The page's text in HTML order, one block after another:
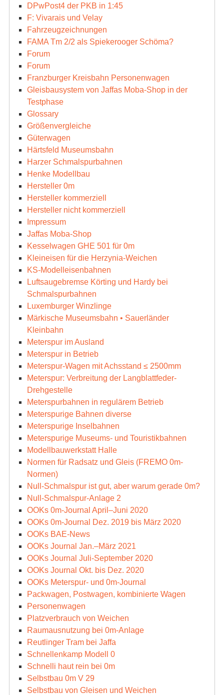
DPwPost4 der PKB in 1:45
F: Vivarais und Velay
Fahrzeugzeichnungen
FAMA Tm 2/2 als Spiekerooger Schöma?
Forum
Forum
Franzburger Kreisbahn Personenwagen
Gleisbausystem von Jaffas Moba-Shop in der
Testphase
Glossary
Größenvergleiche
Güterwagen
Härtsfeld Museumsbahn
Harzer Schmalspurbahnen
Henke Modellbau
Hersteller 0m
Hersteller kommerziell
Hersteller nicht kommerziell
Impressum
Jaffas Moba-Shop
Kesselwagen GHE 501 für 0m
Kleineisen für die Herzynia-Weichen
KS-Modelleisenbahnen
Luftsaugebremse Körting und Hardy bei
Schmalspurbahnen
Luxemburger Winzlinge
Märkische Museumsbahn • Sauerländer
Kleinbahn
Meterspur im Ausland
Meterspur in Betrieb
Meterspur-Wagen mit Achsstand ≤ 2500mm
Meterspur: Verbreitung der Langblattfeder-
Drehgestelle
Meterspurbahnen in regulärem Betrieb
Meterspurige Bahnen diverse
Meterspurige Inselbahnen
Meterspurige Museums- und Touristikbahnen
Modellbauwerkstatt Halle
Normen für Radsatz und Gleis (FREMO 0m-
Normen)
Null-Schmalspur ist gut, aber warum gerade 0m?
Null-Schmalspur-Anlage 2
OOKs 0m-Journal April–Juni 2020
OOKs 0m-Journal Dez. 2019 bis März 2020
OOKs BAE-News
OOKs Journal Jan.–März 2021
OOKs Journal Juli-September 2020
OOKs Journal Okt. bis Dez. 2020
OOKs Meterspur- und 0m-Journal
Packwagen, Postwagen, kombinierte Wagen
Personenwagen
Platzverbrauch von Weichen
Raumausnutzung bei 0m-Anlage
Reutlinger Tram bei Jaffa
Schnellenkamp Modell 0
Schnelli haut rein bei 0m
Selbstbau 0m V 29
Selbstbau von Gleisen und Weichen